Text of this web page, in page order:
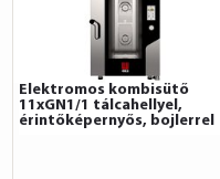
Elektromos kombisütő
11xGN1/1 tálcahellyel,
érintőképernyős, bojlerrel